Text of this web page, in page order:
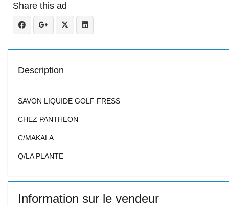
Share this ad
Description
SAVON LIQUIDE GOLF FRESS
CHEZ PANTHEON
C/MAKALA
Q/LA PLANTE
Information sur le vendeur